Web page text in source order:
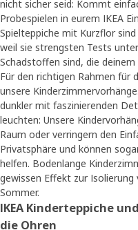
nicht sicher seid: Kommt
Probespielen in eurem IKEA
Spielteppiche mit Kurzflor
weil sie strengsten Tests
Schadstoffen sind, die
Für den richtigen Rahmen für
unsere
dunkler mit faszinierenden
leuchten: Unsere
Raum oder verringern den
Privatsphäre und können
helfen. Bodenlange
gewissen Effekt zur
Sommer.
IKEA Kinderteppiche
die Ohren